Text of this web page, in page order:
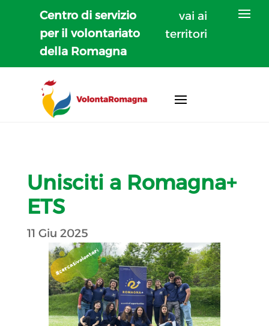
Centro di servizio
per il volontariato
della Romagna
vai ai
territori
Unisciti a Romagna+
ETS
11 Giu 2025